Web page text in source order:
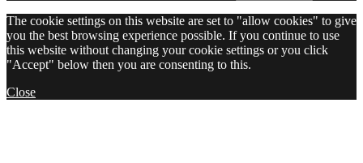
The cookie settings on this website are set to "allow cookies" to give
you the best browsing experience possible. If you continue to use
this website without changing your cookie settings or you click
"Accept" below then you are consenting to this.
Close